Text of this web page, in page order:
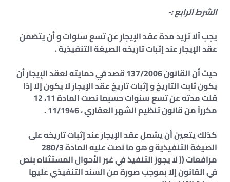
الشرط الرابع :-
يجب آلا تزيد مدة عقد الإيجار عن تسع سنوات و أن يتضمن
عقد الإيجار عند إثبات تاريخه الصيغة التنفيذية .
حيث أن القانون 137/2006 قصد في حمايته لعقد الإيجار أن
يكون ثابت التاريخ و إثبات تاريخ عقد الإيجار لا يكون إلا إذا
قلت مدته عن تسع سنوات حسبما نصت المادة 11، 12
مكرراً من قانون تنظيم الشهر العقاري ، 11/1946 .
كذلك يتعين أن يشمل عقد الإيجار عند إثبات تاريخه على
الصيغة التنفيذية و هو ما نصت عليه المادة 280/3
مرافعات (( لا يجوز التنفيذ في غير الأحوال المستثناه بنص
في القانون إلا بموجب صورة من السند التنفيذي عليها